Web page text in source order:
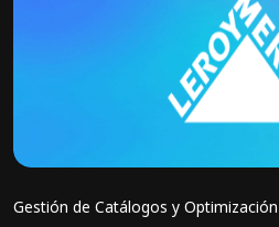
Gestión de Catálogos y